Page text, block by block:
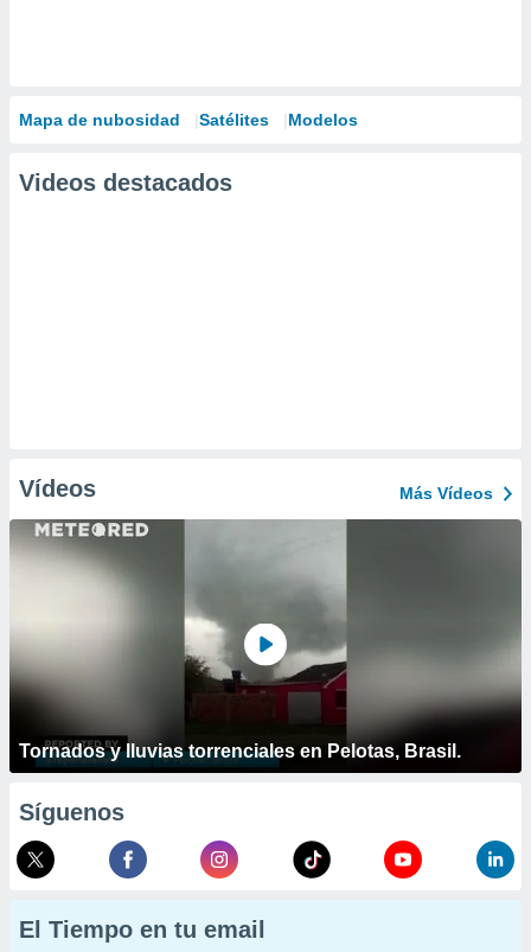
Mapa de nubosidad Satélites Modelos
Videos destacados
Vídeos Más Vídeos
Tornados y lluvias torrenciales en Pelotas, Brasil.
Síguenos
El Tiempo en tu email